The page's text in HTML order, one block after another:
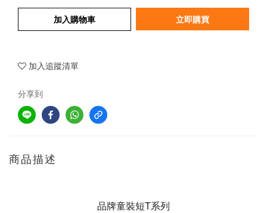
加入購物車 立即購買
加入追蹤清單
分享到
商品描述
品牌童裝短T系列